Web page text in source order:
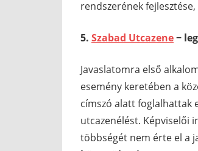
rendszerének fejlesztése,
5. Szabad Utcazene−
Javaslatomra első
esemény keretében a
címszó alatt foglalhattak
utcazenélést. Képviselői
többségét nem érte el a